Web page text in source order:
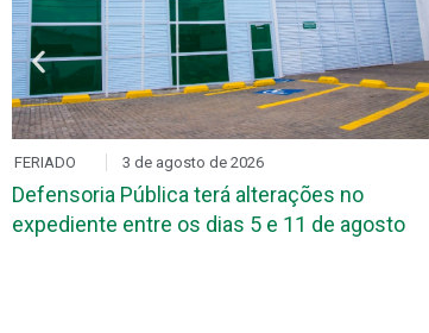
FERIADO 3 de agosto de 2026
Defensoria Pública terá alterações no
expediente entre os dias 5 e 11 de agosto